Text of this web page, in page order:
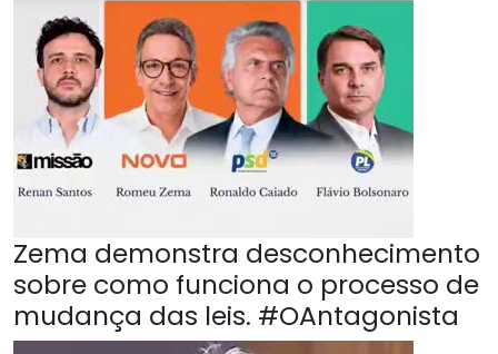
Zema demonstra desconhecimento
sobre como funciona o processo de
mudança das leis. #OAntagonista